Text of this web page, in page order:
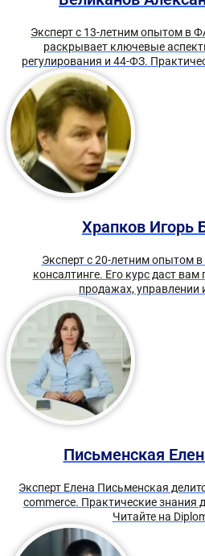
Эксперт с 13-летним опытом в
раскрывает ключевые
регулирования и 44-ФЗ.
Храпков Игорь
Эксперт с 20-летним опытом
консалтинге. Его курс даст
продажах, управлении
Письменская
Эксперт Елена Письменская
commerce. Практические знания
Читайте на